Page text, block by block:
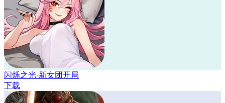
闪烁之光-新女团开局
下载